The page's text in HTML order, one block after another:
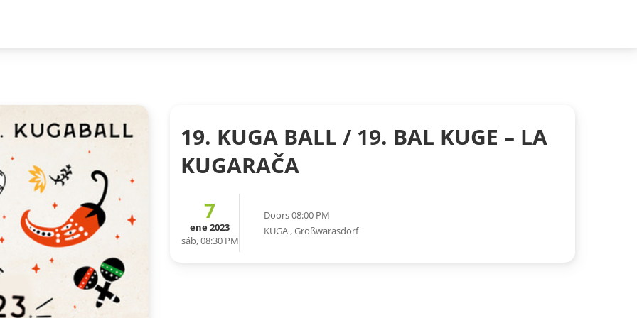
19. KUGA BALL / 19. BAL KUGE – LA
KUGARAČA
7
ene 2023
sáb, 08:30 PM
Doors 08:00 PM
KUGA ,Großwarasdorf